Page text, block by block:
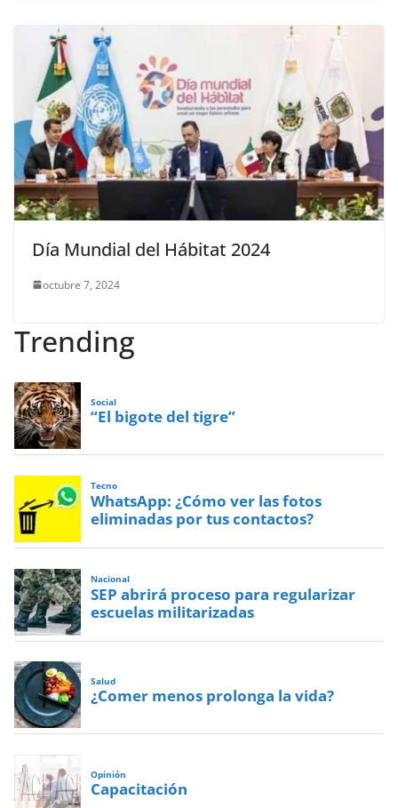
Día Mundial del Hábitat 2024
octubre 7, 2024
Trending
Social
“El bigote del tigre”
Tecno
WhatsApp: ¿Cómo ver las fotos
eliminadas por tus contactos?
Nacional
SEP abrirá proceso para regularizar
escuelas militarizadas
Salud
¿Comer menos prolonga la vida?
Opinión
Capacitación